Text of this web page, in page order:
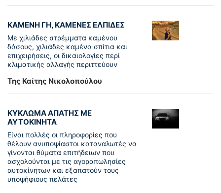
ΚΑΜΕΝΗ ΓΗ, ΚΑΜΕΝΕΣ ΕΛΠΙΔΕΣ
Με χιλιάδες στρέμματα καμένου
δάσους, χιλιάδες καμένα σπίτια και
επιχειρήσεις, οι δικαιολογίες περί
κλιματικής αλλαγής περιττεύουν
Της Καίτης Νικολοπούλου
ΚΥΚΛΩΜΑ ΑΠΑΤΗΣ ΜΕ
ΑΥΤΟΚΙΝΗΤΑ
Είναι πολλές οι πληροφορίες που
θέλουν ανυποψίαστοι καταναλωτές να
γίνονται θύματα επιτήδειων που
ασχολούνται με τις αγοραπωλησίες
αυτοκίνητων και εξαπατούν τους
υποψήφιους πελάτες